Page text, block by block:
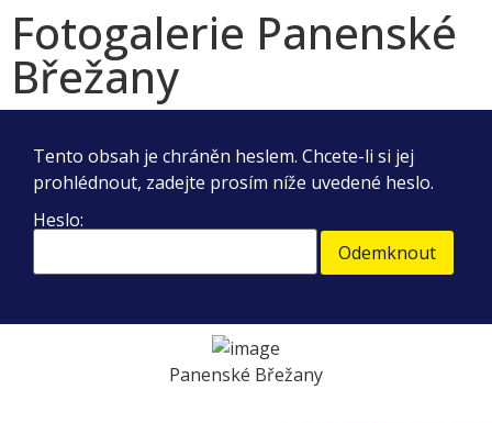
Fotogalerie Panenské
Břežany
Tento obsah je chráněn heslem. Chcete-li si jej
prohlédnout, zadejte prosím níže uvedené heslo.
Heslo:
Panenské Břežany